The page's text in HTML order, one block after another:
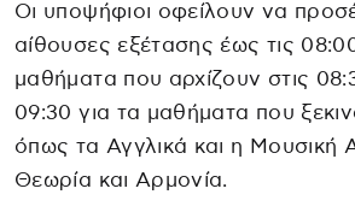
Οι υποψήφιοι οφείλουν να
αίθουσες εξέτασης έως τις
μαθήματα που αρχίζουν στις
09:30 για τα μαθήματα που
όπως τα Αγγλικά και η Μουσική
Θεωρία και Αρμονία.